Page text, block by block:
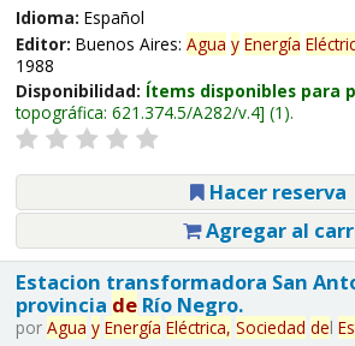
Idioma: Español
Editor: Buenos Aires: Agua y Energía
1988
Disponibilidad: Ítems disponibles para
topográfica: 621.374.5/A282/v.4 (1).
Hacer reserva
Agregar al
Estacion transformadora San
provincia deRío Negro.
por Agua y Energía Eléctrica, Sociedad del